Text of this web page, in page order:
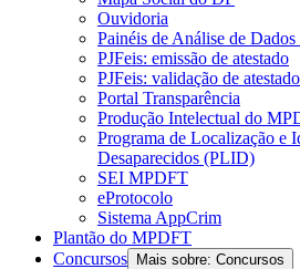
Ouvidoria
Painéis de Análise de
PJFeis: emissão de atestado
PJFeis: validação de atestado
Portal Transparência
Produção Intelectual do
Programa de Localização e
Desaparecidos (PLID)
SEI MPDFT
eProtocolo
Sistema AppCrim
Plantão do MPDFT
Concursos
Mais sobre: Concursos